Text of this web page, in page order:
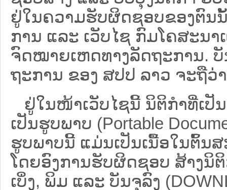
ຢູ່ໃນຄວາມຮັບຜິດຊອບຂອງຕົນ
ການ ແລະ ເວັບໄຊ​ ກົມໂຄສະນ
ຈົດໝາຍເຫດທາງລັດຖະການ.
ຖະ​ການ ຂອງ ສປ​ປ ລາວ ​ຈະຖື​
ຢູ່ໃນໜ້າ​ເວັບ​ໄຊ​ນີ້ ນິຕິກຳທີ່ເປັ
ເປັນຮູບພາບ (Portable
ຮູບພາບນີ້ ແມ່ນເປັນເນື້ອໃນຕົ້ນ
ໂດຍອົງການຮັບຜິດຊອບ ສ້າງນິ
ເບິ່ງ, ພິມ ແລະ ບັນຈຸລົງ